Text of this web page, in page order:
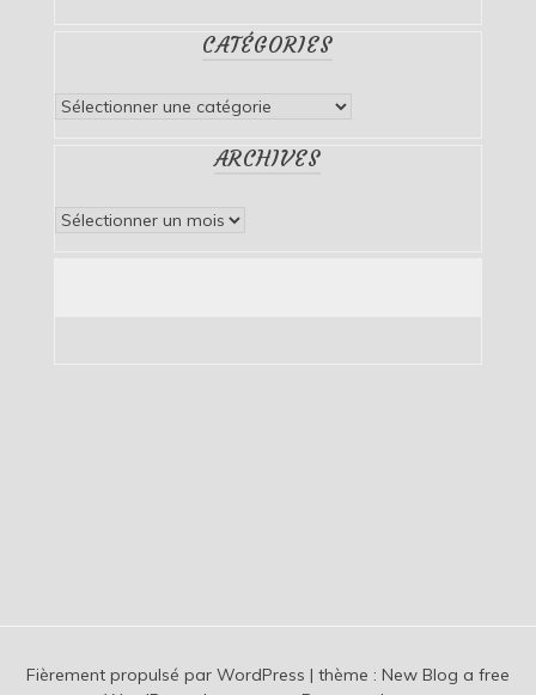
CATÉGORIES
Catégories
ARCHIVES
Archives
Fièrement propulsé par WordPress | thème : New Blog a free